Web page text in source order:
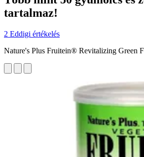
tartalmaz!
2 Eddigi értékelés
Nature's Plus Fruitein® Revitalizing Green